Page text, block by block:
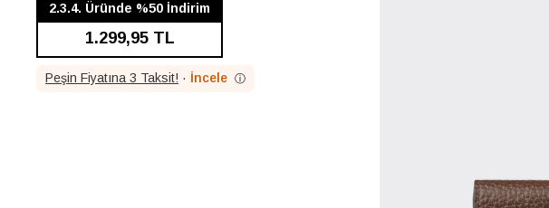
2.3.4. Üründe %50 İndirim
1.299,95 TL
Peşin Fiyatına 3 Taksit! · İncele ⓘ